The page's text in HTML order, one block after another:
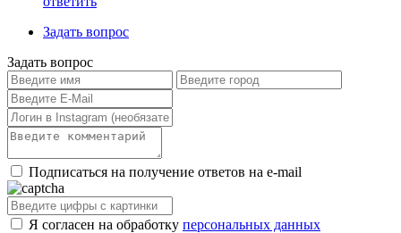
Задать вопрос
Задать вопрос
Подписаться на получение ответов на e-mail
Я согласен на обработку персональных данных